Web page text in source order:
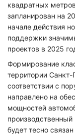
квадратных
запланирован на
начале действия
поддержки
проектов в 2025
Формирование
территории
соответствии с
направлено на
мощностей
будет тесно